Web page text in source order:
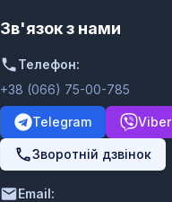
Зв'язок з нами
Телефон:
+38 (066) 75-00-785
Telegram Viber
Зворотній дзвінок
Email: